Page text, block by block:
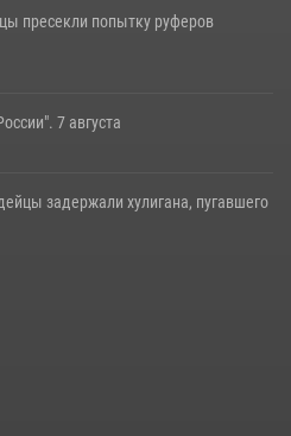
пресекли попытку руферов
7 августа
задержали хулигана, пугавшего